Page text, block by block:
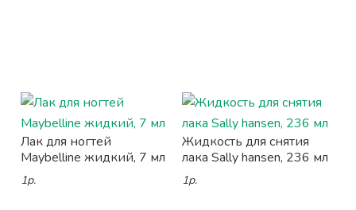
Лак для ногтей
Maybelline жидкий, 7 мл
1р.
Жидкость для снятия
лака Sally hansen, 236 мл
1р.